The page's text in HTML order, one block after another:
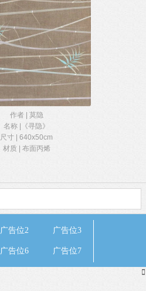
作者 | 莫隐
名称 |《寻隐》
尺寸 | 640x50cm
材质 | 布面丙烯
广告位2 广告位3
广告位6 广告位7
